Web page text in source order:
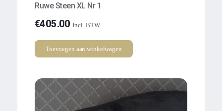
Ruwe Steen XL Nr 1
€405.00 Incl. BTW
Toevoegen aan winkelwagen